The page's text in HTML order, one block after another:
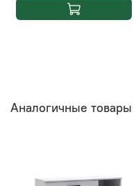
Аналогичные товары